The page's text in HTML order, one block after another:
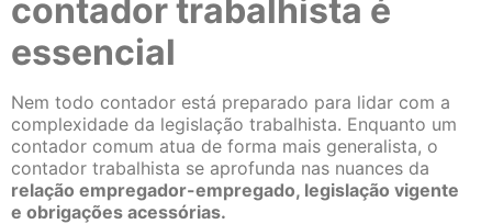
contador trabalhista é
essencial
Nem todo contador está preparado para lidar com a
complexidade da legislação trabalhista. Enquanto um
contador comum atua de forma mais generalista, o
contador trabalhista se aprofunda nas nuances da
relação empregador-empregado, legislação vigente
e obrigações acessórias.